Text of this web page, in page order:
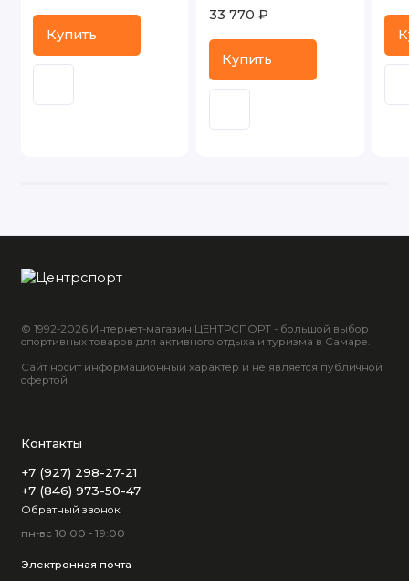
Купить
33 770 ₽
Купить
© 1992-2026 Интернет-магазин ЦЕНТРСПОРТ - большой выбор
спортивных товаров для активного отдыха и туризма в Самаре.
Сайт носит информационный характер и не является публичной
офертой
Контакты
+7 (927) 298-27-21
+7 (846) 973-50-47
Обратный звонок
пн-вс 10:00 - 19:00
Электронная почта